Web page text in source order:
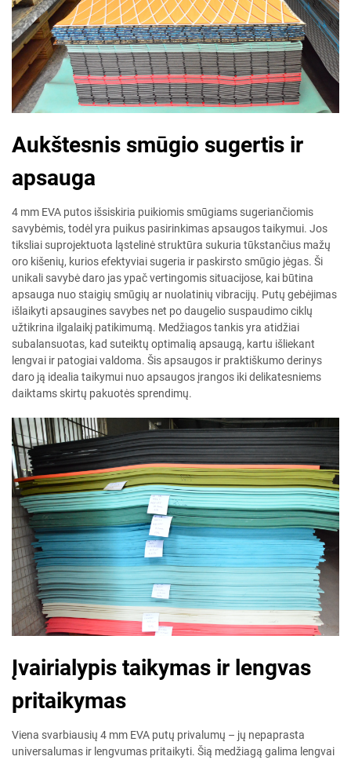
Aukštesnis smūgio sugertis ir
apsauga
4 mm EVA putos išsiskiria puikiomis smūgiams sugeriančiomis
savybėmis, todėl yra puikus pasirinkimas apsaugos taikymui. Jos
tiksliai suprojektuota ląstelinė struktūra sukuria tūkstančius mažų
oro kišenių, kurios efektyviai sugeria ir paskirsto smūgio jėgas. Ši
unikali savybė daro jas ypač vertingomis situacijose, kai būtina
apsauga nuo staigių smūgių ar nuolatinių vibracijų. Putų gebėjimas
išlaikyti apsaugines savybes net po daugelio suspaudimo ciklų
užtikrina ilgalaikį patikimumą. Medžiagos tankis yra atidžiai
subalansuotas, kad suteiktų optimalią apsaugą, kartu išliekant
lengvai ir patogiai valdoma. Šis apsaugos ir praktiškumo derinys
daro ją idealia taikymui nuo apsaugos įrangos iki delikatesniems
daiktams skirtų pakuotės sprendimų.
Įvairialypis taikymas ir lengvas
pritaikymas
Viena svarbiausių 4 mm EVA putų privalumų – jų nepaprasta
universalumas ir lengvumas pritaikyti. Šią medžiagą galima lengvai